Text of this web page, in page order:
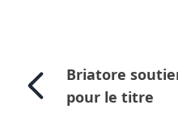
Briatore
pour le titre